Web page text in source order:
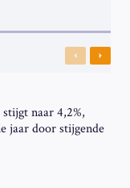
Previous
Next
naar 4,2%,
jaar door stijgende